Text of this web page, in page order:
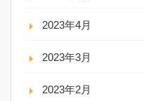
2023年4月
2023年3月
2023年2月